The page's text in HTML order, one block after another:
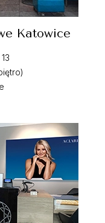
Katowice